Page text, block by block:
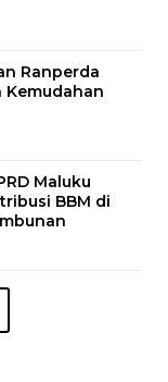
Ranperda
Maluku
BBM di